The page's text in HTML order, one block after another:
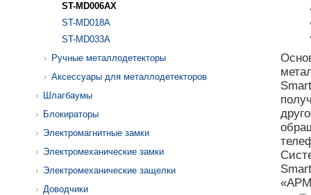
ST-MD006AX
ST-MD018A
ST-MD033A
Ручные металлодетекторы
Аксессуары для металлодетекторов
Шлагбаумы
Блокираторы
Электромагнитные замки
Электромеханические замки
Электромеханические защелки
Доводчики